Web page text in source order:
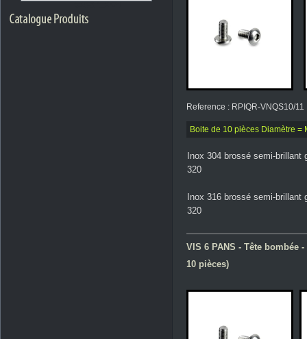
Reference : RPIQR-VNQS10/11
Boite de 10 pièces Diamètre =
Inox 304 brossé semi-brillant
320
Inox 316 brossé semi-brillant
320
VIS 6 PANS - Tête
10 pièces)